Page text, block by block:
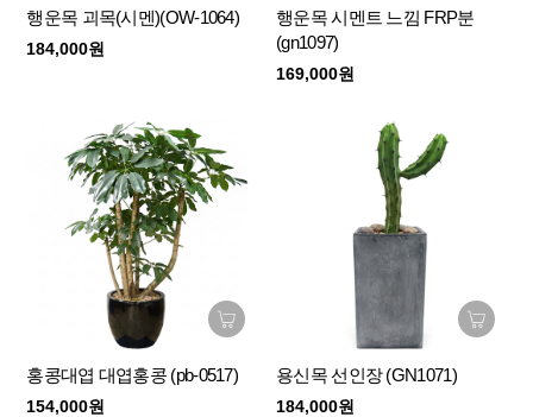
행운목 괴목(시멘)(OW-1064)
184,000원
행운목 시멘트 느낌 FRP분
(gn1097)
169,000원
홍콩대엽 대엽홍콩 (pb-0517)
154,000원
용신목 선인장 (GN1071)
184,000원